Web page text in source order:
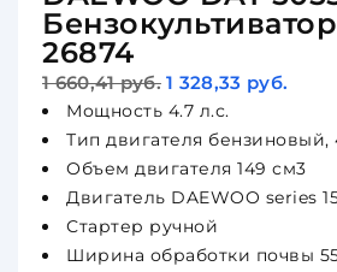
26874
1 660,41 руб. 1 328,33 руб.
Мощность 4.7 л.с.
Тип двигателя бензиновый,
Объем двигателя 149 см3
Двигатель DAEWOO series
Стартер ручной
Ширина обработки почвы